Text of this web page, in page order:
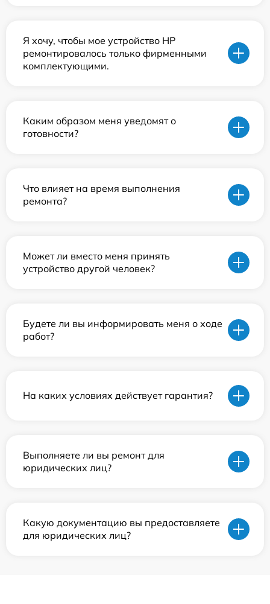
Я хочу, чтобы мое устройство HP
ремонтировалось только фирменными
комплектующими.
Каким образом меня уведомят о
готовности?
Что влияет на время выполнения
ремонта?
Может ли вместо меня принять
устройство другой человек?
Будете ли вы информировать меня о ходе
работ?
На каких условиях действует гарантия?
Выполняете ли вы ремонт для
юридических лиц?
Какую документацию вы предоставляете
для юридических лиц?